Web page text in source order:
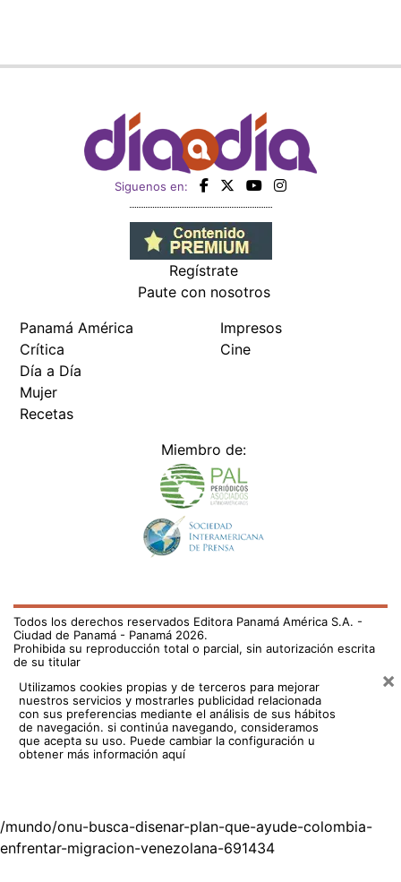
Siguenos en:
Regístrate
Paute con nosotros
Panamá América
Crítica
Día a Día
Mujer
Recetas
Impresos
Cine
Miembro de:
Todos los derechos reservados Editora Panamá América S.A. -
Ciudad de Panamá - Panamá 2026.
Prohibida su reproducción total o parcial, sin autorización escrita
de su titular
Utilizamos cookies propias y de terceros para mejorar
nuestros servicios y mostrarles publicidad relacionada
con sus preferencias mediante el análisis de sus hábitos
de navegación. si continúa navegando, consideramos
que acepta su uso. Puede cambiar la configuración u
obtener más información aquí
×
/mundo/onu-busca-disenar-plan-que-ayude-colombia-
enfrentar-migracion-venezolana-691434